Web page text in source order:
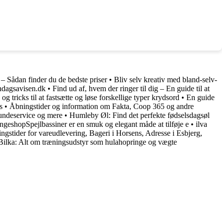
Sådan finder du de bedste priser• Bliv selv kreativ med bland-selv-
• Find ud af, hvem der ringer til dig – En guide til at
tricks til at fastsætte og løse forskellige typer krydsord • En guide
• Åbningstider og information om Fakta, Coop 365 og andre
og mere • Humleby Øl: Find det perfekte fødselsdagsøl
er en smuk og elegant måde at tilføje e • ilva
for vareudlevering, Bageri i Horsens, Adresse i Esbjerg,
Alt om træningsudstyr som hulahopringe og vægte